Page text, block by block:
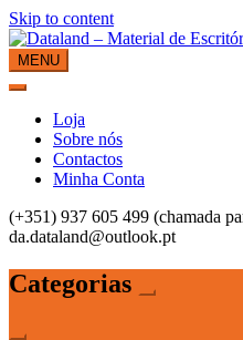
Skip to content
Dataland – Material de Escritório
Material de Escritório
MENU
Loja
Sobre nós
Contactos
Minha Conta
(+351) 937 605 499 (chamada
da.dataland@outlook.pt
Categorias